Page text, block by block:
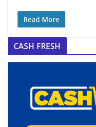
Read More
CASH FRESH